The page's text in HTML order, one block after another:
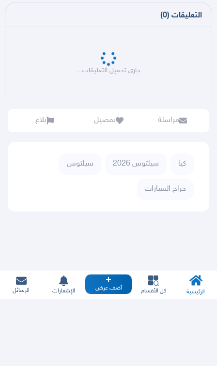
التعليقات (
0
)
جاري تحميل التعليقات...
مراسلة تفضيل بلاغ
كيا سيلتوس 2026 سيلتوس
حراج السيارات
الرئيسية كل الأقسام أضف عرض الإشعارات الرسائل